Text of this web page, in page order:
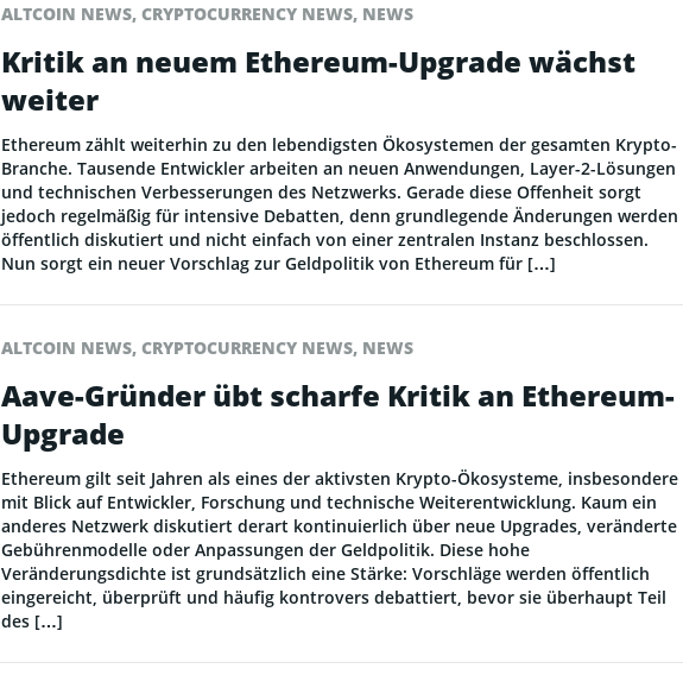
ALTCOIN NEWS, CRYPTOCURRENCY NEWS, NEWS
Kritik an neuem Ethereum-Upgrade wächst
weiter
Ethereum zählt weiterhin zu den lebendigsten Ökosystemen der gesamten Krypto-
Branche. Tausende Entwickler arbeiten an neuen Anwendungen, Layer-2-Lösungen
und technischen Verbesserungen des Netzwerks. Gerade diese Offenheit sorgt
jedoch regelmäßig für intensive Debatten, denn grundlegende Änderungen werden
öffentlich diskutiert und nicht einfach von einer zentralen Instanz beschlossen.
Nun sorgt ein neuer Vorschlag zur Geldpolitik von Ethereum für […]
ALTCOIN NEWS, CRYPTOCURRENCY NEWS, NEWS
Aave-Gründer übt scharfe Kritik an Ethereum-
Upgrade
Ethereum gilt seit Jahren als eines der aktivsten Krypto-Ökosysteme, insbesondere
mit Blick auf Entwickler, Forschung und technische Weiterentwicklung. Kaum ein
anderes Netzwerk diskutiert derart kontinuierlich über neue Upgrades, veränderte
Gebührenmodelle oder Anpassungen der Geldpolitik. Diese hohe
Veränderungsdichte ist grundsätzlich eine Stärke: Vorschläge werden öffentlich
eingereicht, überprüft und häufig kontrovers debattiert, bevor sie überhaupt Teil
des […]